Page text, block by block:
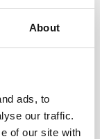
About
ads, to
our traffic.
of our site with